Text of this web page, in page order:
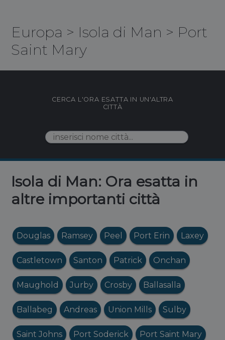
Europa > Isola di Man > Port
Saint Mary
CERCA L'ORA ESATTA IN UN'ALTRA
CITTÀ
Isola di Man: Ora esatta in
altre importanti città
Douglas Ramsey Peel Port Erin Laxey
Castletown Santon Patrick Onchan
Maughold Jurby Crosby Ballasalla
Ballabeg Andreas Union Mills Sulby
Saint Johns Port Soderick Port Saint Mary